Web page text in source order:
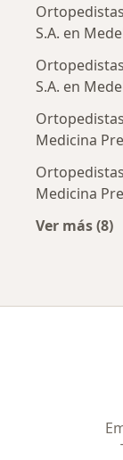
S.A. en
S.A. en
Medicina
Medicina
Ver más (8)